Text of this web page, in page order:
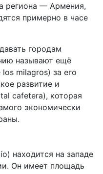
региона — Армения,
примерно в часе
городам
называют ещё
milagros) за его
развитие и
cafetera), которая
экономически
находится на западе
Он имеет площадь